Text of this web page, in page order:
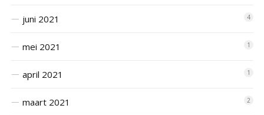
juni 2021 4
mei 2021 1
april 2021 1
maart 2021 2